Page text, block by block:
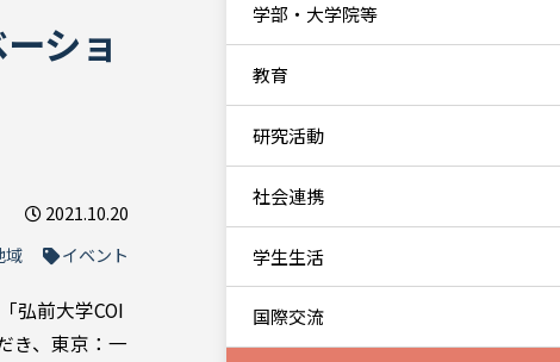
ショ
2021.10.20
域 イベント
弘前大学COI
き、東京：一
学部・大学院等
教育
研究活動
社会連携
学生生活
国際交流